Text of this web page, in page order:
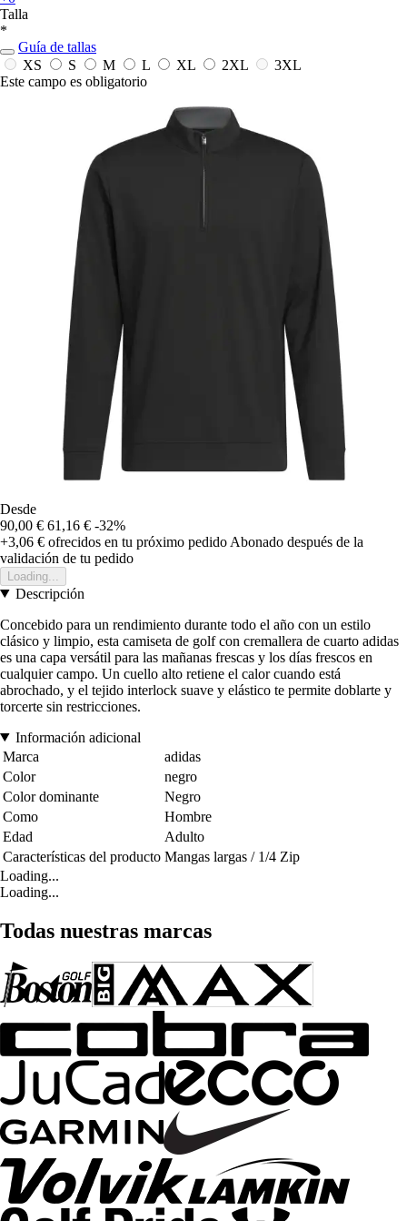
Talla
*
Guía de tallas
XS
S M L XL 2XL
3XL
Este campo es obligatorio
Desde
90,00 € 61,16 € -32%
+3,06 € ofrecidos en tu próximo pedido Abonado después de la
validación de tu pedido
Loading...
Descripción
Concebido para un rendimiento durante todo el año con un estilo
clásico y limpio, esta camiseta de golf con cremallera de cuarto adidas
es una capa versátil para las mañanas frescas y los días frescos en
cualquier campo. Un cuello alto retiene el calor cuando está
abrochado, y el tejido interlock suave y elástico te permite doblarte y
torcerte sin restricciones.
Información adicional
Marca
adidas
Color
negro
Color dominante
Negro
Como
Hombre
Edad
Adulto
Características del producto Mangas largas / 1/4 Zip
Loading...
Loading...
Todas nuestras marcas